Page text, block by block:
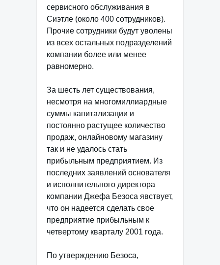
сервисного обслуживания в
Сиэтле (около 400 сотрудников).
Прочие сотрудники будут уволены
из всех остальных подразделений
компании более или менее
равномерно.
За шесть лет существования,
несмотря на многомиллиардные
суммы капитализации и
постоянно растущее количество
продаж, онлайновому магазину
так и не удалось стать
прибыльным предприятием. Из
последних заявлений основателя
и исполнительного директора
компании Джефа Безоса явствует,
что он надеется сделать свое
предприятие прибыльным к
четвертому кварталу 2001 года.
По утверждению Безоса,